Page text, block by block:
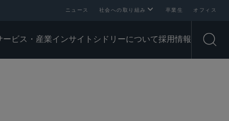
ニュース 社会への取り組み 卒業生 オフィス
ービス・産業インサイト シドリーについて採用情報